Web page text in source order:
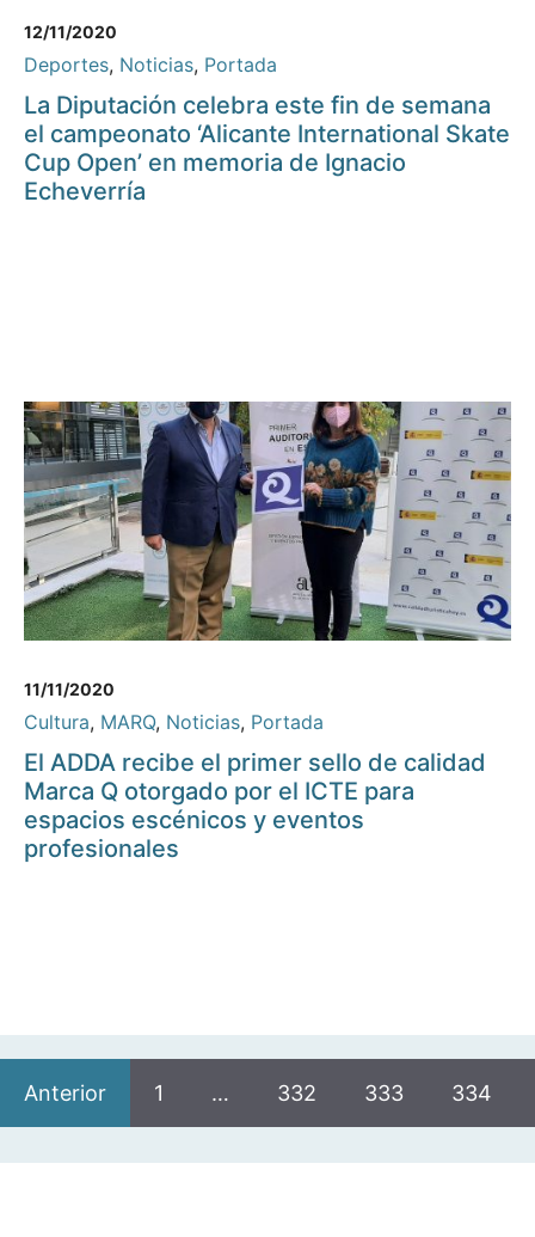
12/11/2020
Deportes, Noticias, Portada
La Diputación celebra este fin de semana
el campeonato ‘Alicante International Skate
Cup Open’ en memoria de Ignacio
Echeverría
11/11/2020
Cultura, MARQ, Noticias, Portada
El ADDA recibe el primer sello de calidad
Marca Q otorgado por el ICTE para
espacios escénicos y eventos
profesionales
Anterior 1 … 332 333 334